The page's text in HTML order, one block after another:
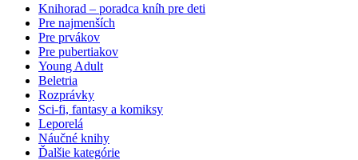
Knihorad – poradca kníh pre deti
Pre najmenších
Pre prvákov
Pre pubertiakov
Young Adult
Beletria
Rozprávky
Sci-fi, fantasy a komiksy
Leporelá
Náučné knihy
Ďalšie kategórie